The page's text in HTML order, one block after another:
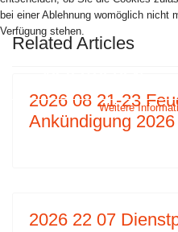
Related Articles
2026 08 21-23
Ankündigung 2026
2026 22 07
bei einer Ablehnung womöglich nicht
Verfügung stehen.
Weitere